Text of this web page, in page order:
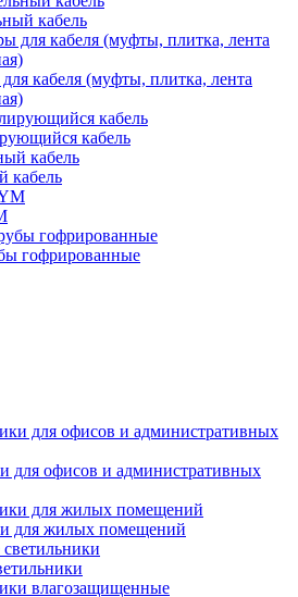
кабель
кабеля (муфты, плитка, лента
кабель
кабель
гофрированные
для офисов и административных
для жилых помещений